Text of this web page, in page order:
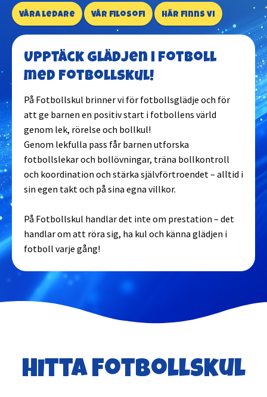
Våra ledare Vår filosofi Här finns vi
Upptäck glädjen i fotboll
med Fotbollskul!
På Fotbollskul brinner vi för fotbollsglädje och för
att ge barnen en positiv start i fotbollens värld
genom lek, rörelse och bollkul!
Genom lekfulla pass får barnen utforska
fotbollslekar och bollövningar, träna bollkontroll
och koordination och stärka självförtroendet – alltid i
sin egen takt och på sina egna villkor.
På Fotbollskul handlar det inte om prestation – det
handlar om att röra sig, ha kul och känna glädjen i
fotboll varje gång!
Hitta Fotbollskul